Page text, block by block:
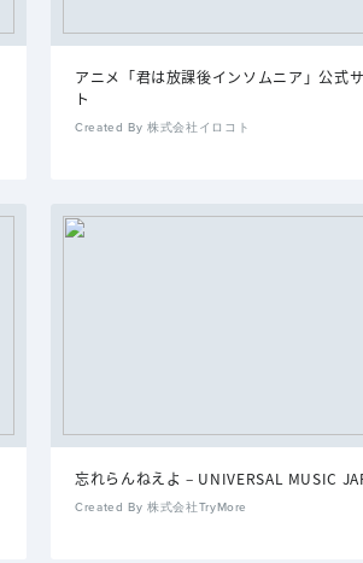
アニメ「君は放課後インソムニア」公式
ト
Created By 株式会社イロコト
忘れらんねえよ – UNIVERSAL MUSIC
Created By 株式会社TryMore